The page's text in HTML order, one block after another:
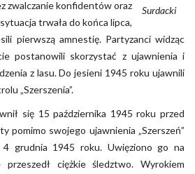
Surdacki
zwalczanie konfidentów oraz
trwała do końca lipca,
pierwszą amnestię. Partyzanci widząc
postanowili skorzystać z ujawnienia i
z lasu. Do jesieni 1945 roku ujawnili
„Szerszenia”.
się 15 października 1945 roku przed
pomimo swojego ujawnienia „Szerszeń”
4 grudnia 1945 roku. Uwięziono go na
przeszedł ciężkie śledztwo. Wyrokiem